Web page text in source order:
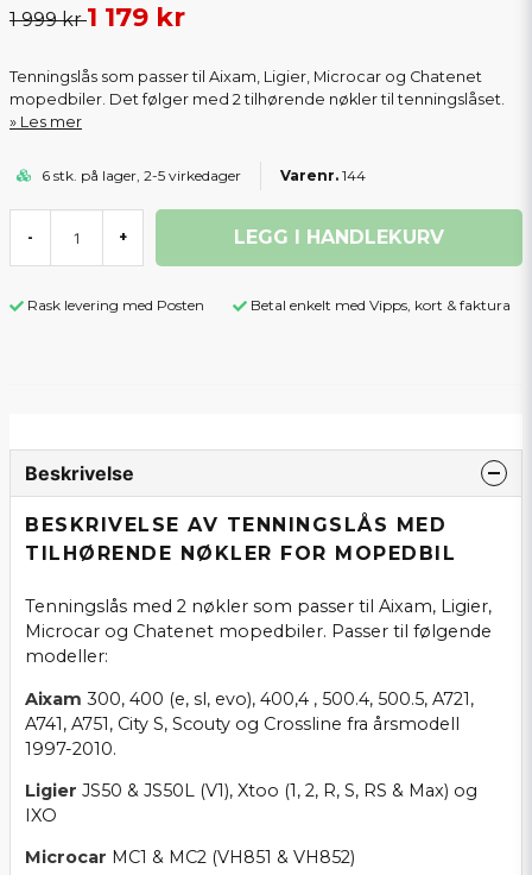
1 999 kr1 179 kr
Tenningslås som passer til Aixam, Ligier, Microcar og Chatenet
mopedbiler. Det følger med 2 tilhørende nøkler til tenningslåset.
Les mer
6 stk. på lager, 2-5 virkedager 144
- + LEGG I HANDLEKURV
Rask levering med Posten Betal enkelt med Vipps, kort & faktura
Beskrivelse
BESKRIVELSE AV TENNINGSLÅS MED
TILHØRENDE NØKLER FOR MOPEDBIL
Tenningslås med 2 nøkler som passer til Aixam, Ligier,
Microcar og Chatenet mopedbiler. Passer til følgende
modeller:
Aixam 300, 400 (e, sl, evo), 400,4 , 500.4, 500.5, A721,
A741, A751, City S, Scouty og Crossline fra årsmodell
1997-2010.
Ligier JS50 & JS50L (V1), Xtoo (1, 2, R, S, RS & Max) og
IXO
Microcar MC1 & MC2 (VH851 & VH852)